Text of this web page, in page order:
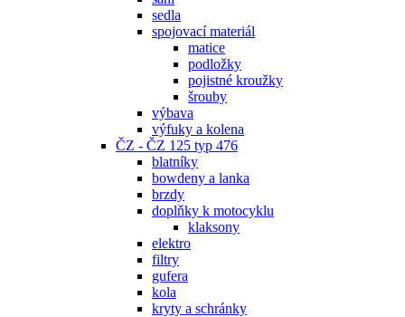
sedla
spojovací materiál
matice
podložky
pojistné kroužky
šrouby
výbava
výfuky a kolena
ČZ - ČZ 125 typ 476
blatníky
bowdeny a lanka
brzdy
doplňky k motocyklu
klaksony
elektro
filtry
gufera
kola
kryty a schránky